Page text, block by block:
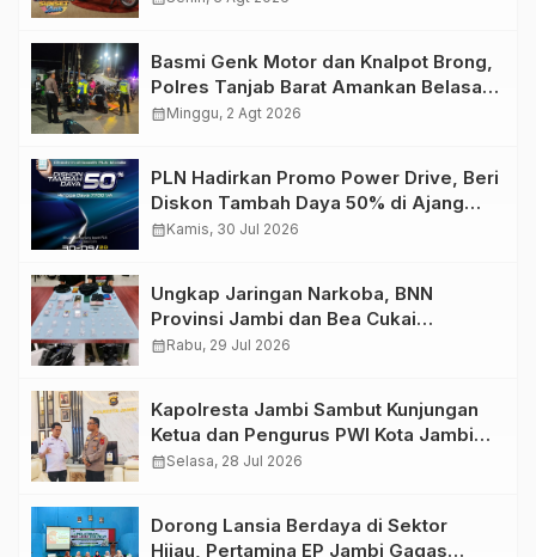
Basmi Genk Motor dan Knalpot Brong,
Polres Tanjab Barat Amankan Belasan
Kendaraan
calendar_monthMinggu, 2 Agt 2026
PLN Hadirkan Promo Power Drive, Beri
Diskon Tambah Daya 50% di Ajang
GIIAS 2026
calendar_monthKamis, 30 Jul 2026
Ungkap Jaringan Narkoba, BNN
Provinsi Jambi dan Bea Cukai
Amankan Sembilan Pelaku beserta
calendar_monthRabu, 29 Jul 2026
Kapolresta Jambi Sambut Kunjungan
Ketua dan Pengurus PWI Kota Jambi
Perkuat Sinergi dan Kolaborasi
calendar_monthSelasa, 28 Jul 2026
Dorong Lansia Berdaya di Sektor
Hijau, Pertamina EP Jambi Gagas